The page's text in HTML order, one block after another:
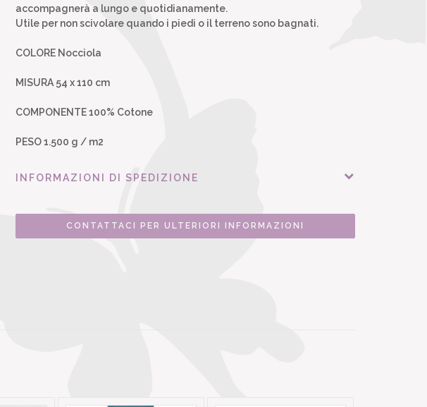
accompagnerà a lungo e quotidianamente.
Utile per non scivolare quando i piedi o il terreno sono bagnati.
COLORE Nocciola
MISURA 54 x 110 cm
COMPONENTE 100% Cotone
PESO 1.500 g / m2
INFORMAZIONI DI SPEDIZIONE
CONTATTACI PER ULTERIORI INFORMAZIONI